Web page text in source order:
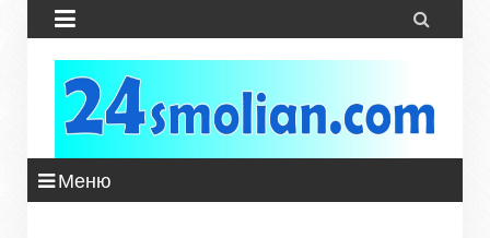
 
Меню